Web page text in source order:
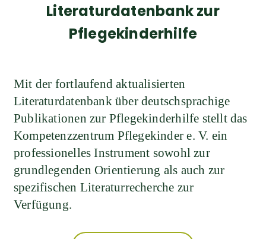
Literaturdatenbank zur
Pflegekinderhilfe
Mit der fortlaufend aktualisierten
Literaturdatenbank über deutschsprachige
Publikationen zur Pflegekinderhilfe stellt das
Kompetenzzentrum Pflegekinder e. V. ein
professionelles Instrument sowohl zur
grundlegenden Orientierung als auch zur
spezifischen Literaturrecherche zur
Verfügung.